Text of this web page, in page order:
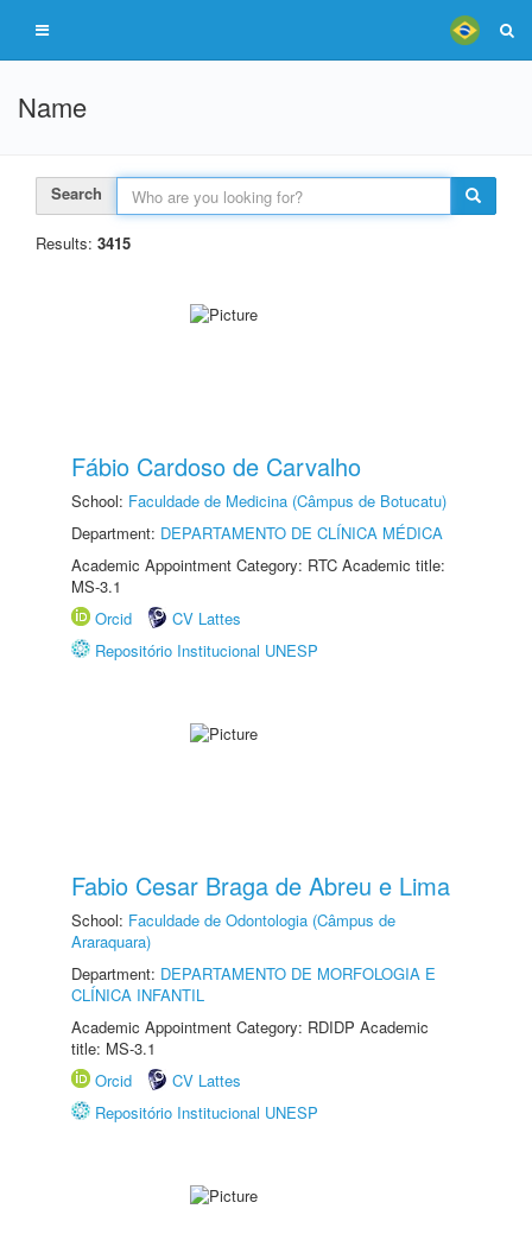
Name
Search
Results: 3415
Fábio Cardoso de Carvalho
School: Faculdade de Medicina (Câmpus de Botucatu)
Department: DEPARTAMENTO DE CLÍNICA MÉDICA
Academic Appointment Category: RTC Academic title:
MS-3.1
Orcid
CV Lattes
Repositório Institucional UNESP
Fabio Cesar Braga de Abreu e Lima
School: Faculdade de Odontologia (Câmpus de
Araraquara)
Department: DEPARTAMENTO DE MORFOLOGIA E
CLÍNICA INFANTIL
Academic Appointment Category: RDIDP Academic
title: MS-3.1
Orcid
CV Lattes
Repositório Institucional UNESP